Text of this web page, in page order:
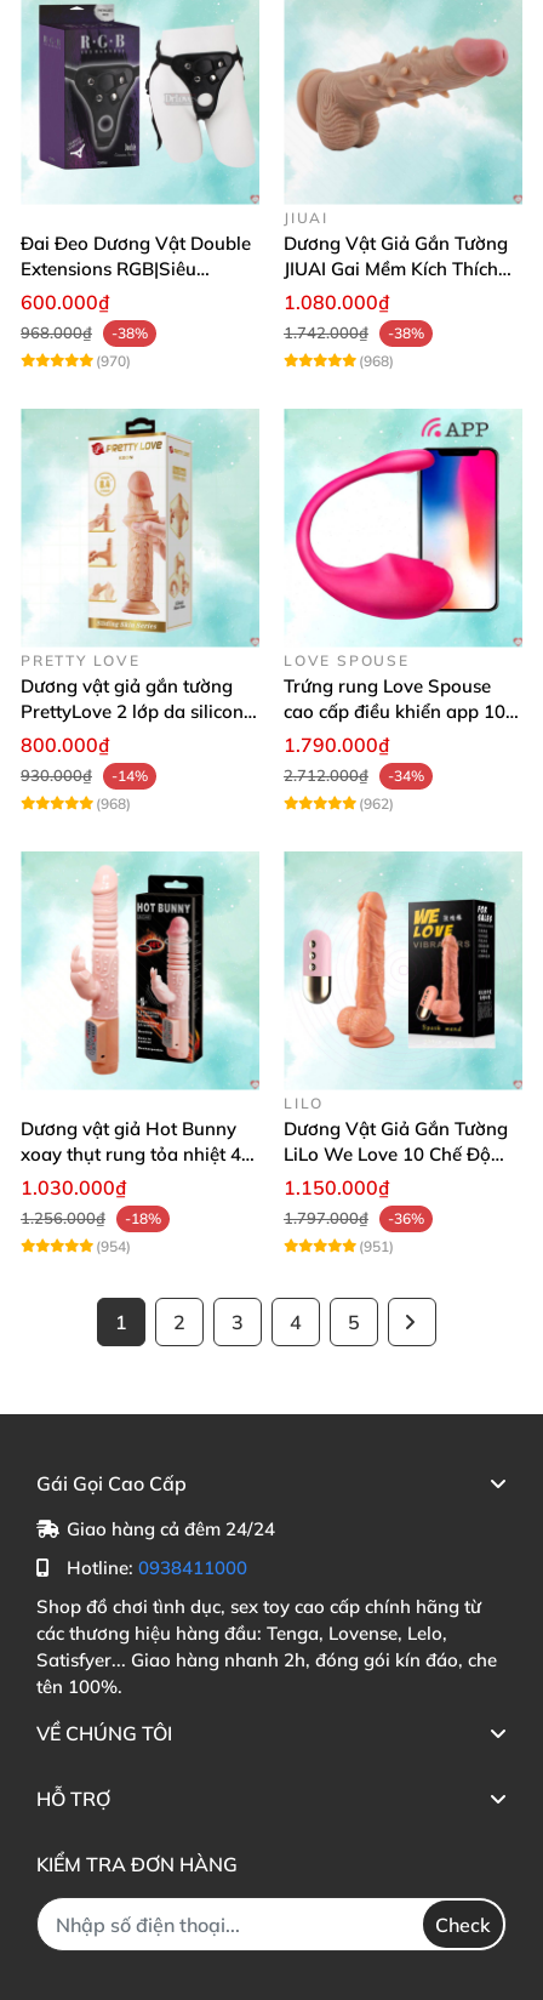
Đai Đeo Dương Vật Double
Extensions RGB|Siêu
Bền|Cảm Giác Thật
600.000₫
968.000₫
-38%
(970)
JIUAI
Dương Vật Giả Gắn Tường
JIUAI Gai Mềm Kích Thích
Điểm G Siêu Mượt
1.080.000₫
1.742.000₫
-38%
(968)
PRETTY LOVE
Dương vật giả gắn tường
PrettyLove 2 lớp da silicon
mềm mịn không rung
800.000₫
930.000₫
-14%
(968)
LOVE SPOUSE
Trứng rung Love Spouse
cao cấp điều khiển app 10
chế độ rung cực khoái toàn
1.790.000₫
2.712.000₫
-34%
(962)
Dương vật giả Hot Bunny
xoay thụt rung tỏa nhiệt 48
độ
1.030.000₫
1.256.000₫
-18%
(954)
LILO
Dương Vật Giả Gắn Tường
LiLo We Love 10 Chế Độ
Rung Nhiệt
1.150.000₫
1.797.000₫
-36%
(951)
1 2 3 4 5
Gái Gọi Cao Cấp
Giao hàng cả đêm 24/24
Hotline: 0938411000
Shop đồ chơi tình dục, sex toy cao cấp chính hãng từ
các thương hiệu hàng đầu: Tenga, Lovense, Lelo,
Satisfyer... Giao hàng nhanh 2h, đóng gói kín đáo, che
tên 100%.
VỀ CHÚNG TÔI
HỖ TRỢ
KIỂM TRA ĐƠN HÀNG
Check